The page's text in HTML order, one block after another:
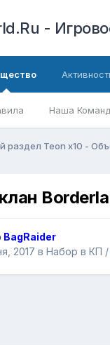
-
Наша
раздел Teon x10 -
BagRaider
2017 в Набор в КП /